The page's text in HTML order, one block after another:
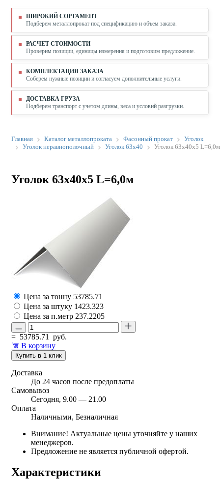
ШИРОКИЙ СОРТАМЕНТ
Подберем металлопрокат под спецификацию и объем заказа.
РАСЧЕТ СТОИМОСТИ
Проверим позиции, единицы измерения и подготовим предложение.
КОМПЛЕКТАЦИЯ ЗАКАЗА
Соберем нужные позиции и согласуем дополнительные услуги.
ДОСТАВКА ГРУЗА
Подберем транспорт с учетом длины, веса и условий разгрузки.
Главная Каталог металлопроката Фасонный прокат
Уголок
Уголок неравнополочный
Уголок 63х40 Уголок 63х40х5 L=6,0м
Уголок 63х40х5 L=6,0м
Цена за тонну 53785.71
Цена за штуку 1423.323
Цена за п.метр 237.2205
= 53785.71
руб.
В корзину
Купить в 1 клик
Доставка
До 24 часов после предоплаты
Самовывоз
Сегодня, 9.00 — 21.00
Оплата
Наличными, Безналичная
Внимание! Актуальные цены уточняйте у наших
менеджеров.
Предложение не является публичной офертой.
Характеристики